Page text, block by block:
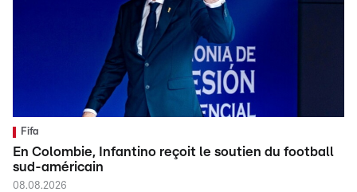
Fifa
En Colombie, Infantino reçoit le soutien du football
sud-américain
08.08.2026